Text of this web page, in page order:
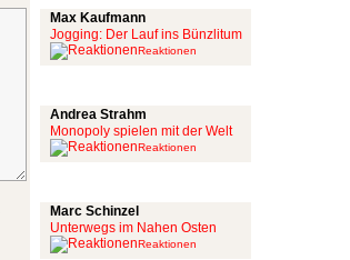
Max Kaufmann
Jogging: Der Lauf ins Bünzlitum
Reaktionen
Andrea Strahm
Monopoly spielen mit der Welt
Reaktionen
Marc Schinzel
Unterwegs im Nahen Osten
Reaktionen